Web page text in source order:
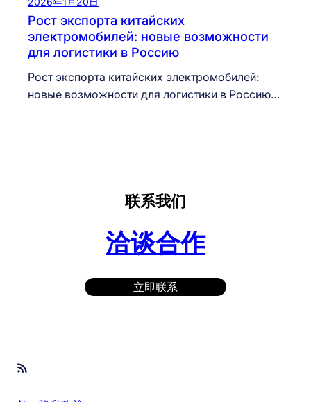
Рост экспорта китайских
электромобилей: новые возможности
для логистики в Россию
Рост экспорта китайских электромобилей:
новые возможности для логистики в Россию…
联系我们
洽谈合作
立即联系
RSS Feed